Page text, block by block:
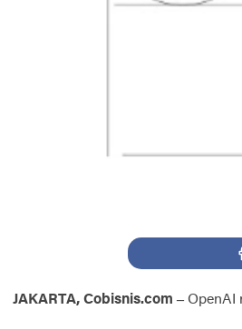
JAKARTA, Cobisnis.com – OpenAI